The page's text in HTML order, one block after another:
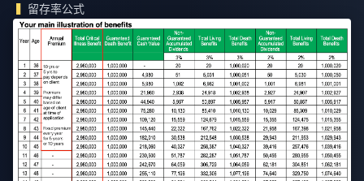
留存率公式